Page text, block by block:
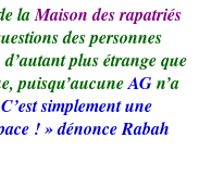
laMaison des rapatriés
des personnes
plus étrange que
puisqu’aucuneAGn’a
simplement une
! » dénonce Rabah